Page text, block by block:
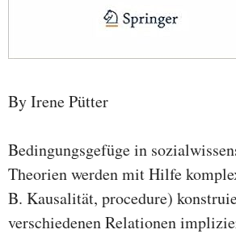
By Irene Pütter
Bedingungsgefüge in
Theorien werden mit Hilfe
B. Kausalität, procedure)
verschiedenen Relationen